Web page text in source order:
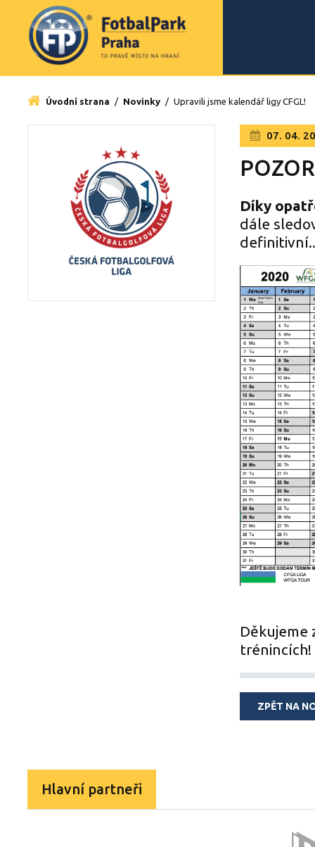
Úvodní strana / Novinky / Upravili jsme kalendář ligy CFGL!
07. 04.
Díky
dále
Děkujeme
trénincích!
ZPĚT NA
Hlavní partneři